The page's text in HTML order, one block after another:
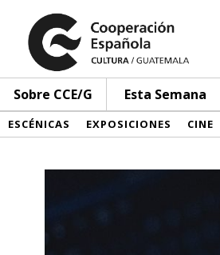
Sobre CCE/G Esta Semana
ESCÉNICAS EXPOSICIONES CINE